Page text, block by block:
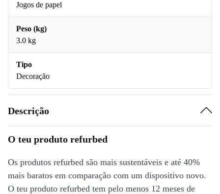
Jogos de papel
Peso (kg)
3.0 kg
Tipo
Decoração
Descrição
O teu produto refurbed
Os produtos refurbed são mais sustentáveis e até 40%
mais baratos em comparação com um dispositivo novo.
O teu produto refurbed tem pelo menos 12 meses de